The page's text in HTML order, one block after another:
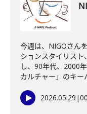
今週は、NIGOさん
ションスタイリスト
し、90年代、2000
カルチャー」のキー
2026.05.29 |